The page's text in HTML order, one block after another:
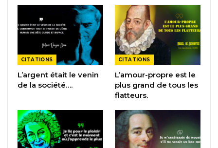
CITATIONS
L’argent était le venin
de la société….
CITATIONS
L’amour-propre est le
plus grand de tous les
flatteurs.